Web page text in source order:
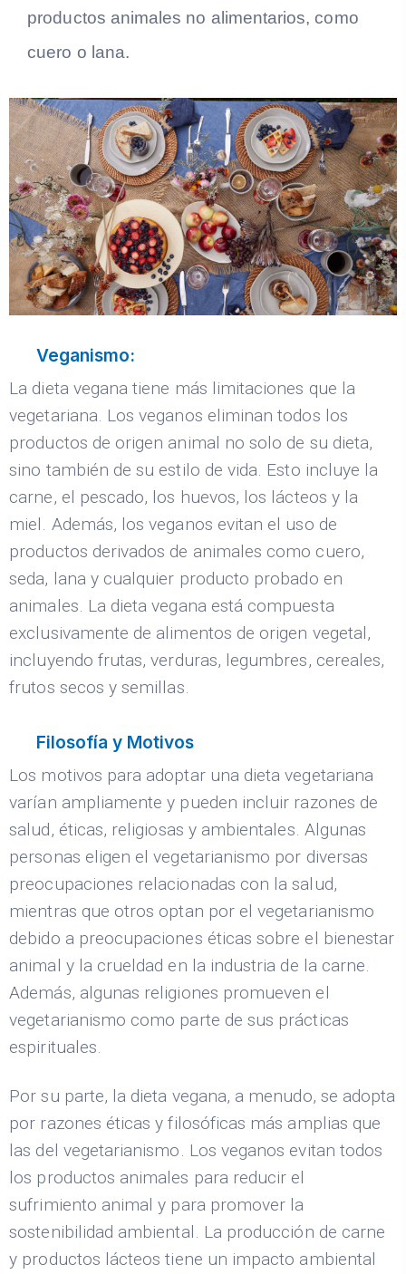
productos animales no alimentarios, como
cuero o lana.
Veganismo:
La dieta vegana tiene más limitaciones que la
vegetariana. Los veganos eliminan todos los
productos de origen animal no solo de su dieta,
sino también de su estilo de vida. Esto incluye la
carne, el pescado, los huevos, los lácteos y la
miel. Además, los veganos evitan el uso de
productos derivados de animales como cuero,
seda, lana y cualquier producto probado en
animales. La dieta vegana está compuesta
exclusivamente de alimentos de origen vegetal,
incluyendo frutas, verduras, legumbres, cereales,
frutos secos y semillas.
Filosofía y Motivos
Los motivos para adoptar una dieta vegetariana
varían ampliamente y pueden incluir razones de
salud, éticas, religiosas y ambientales. Algunas
personas eligen el vegetarianismo por diversas
preocupaciones relacionadas con la salud,
mientras que otros optan por el vegetarianismo
debido a preocupaciones éticas sobre el bienestar
animal y la crueldad en la industria de la carne.
Además, algunas religiones promueven el
vegetarianismo como parte de sus prácticas
espirituales.
Por su parte, la dieta vegana, a menudo, se adopta
por razones éticas y filosóficas más amplias que
las del vegetarianismo. Los veganos evitan todos
los productos animales para reducir el
sufrimiento animal y para promover la
sostenibilidad ambiental. La producción de carne
y productos lácteos tiene un impacto ambiental